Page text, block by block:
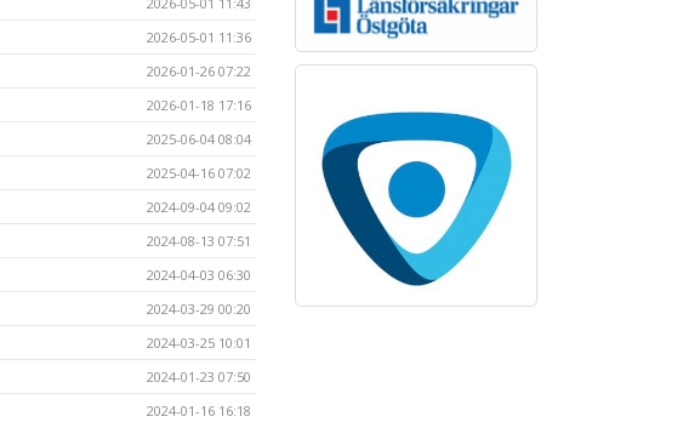
2026-05-01 11:36
2026-01-26 07:22
2026-01-18 17:16
2025-06-04 08:04
2025-04-16 07:02
2024-09-04 09:02
2024-08-13 07:51
2024-04-03 06:30
2024-03-29 00:20
2024-03-25 10:01
2024-01-23 07:50
2024-01-16 16:18